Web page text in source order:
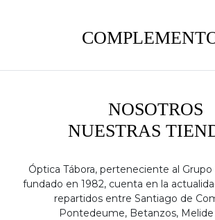
NOSOTROS
NUESTRAS
Óptica Tábora, perteneciente al Grupo
fundado en 1982, cuenta en la
repartidos entre Santiago de
Pontedeume, Betanzos, Melide